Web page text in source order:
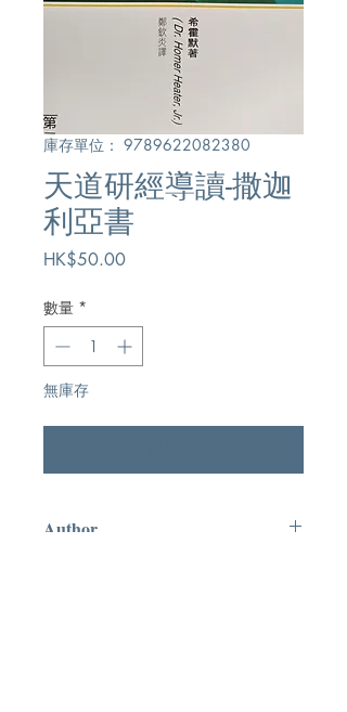
庫存單位： 9789622082380
天道研經導讀-撒迦
利亞書
HK$50.00價
數量 *
無庫存
Author